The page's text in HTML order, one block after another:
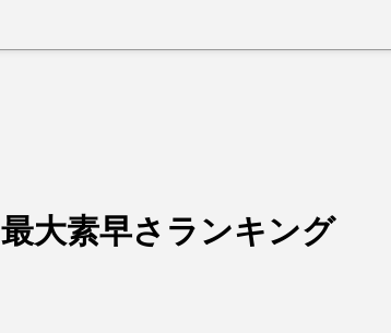
最大素早さランキング